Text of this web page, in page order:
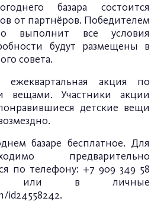
базара состоится
от партнёров. Победителем
выполнит все условия
будут размещены в
совета.
ежеквартальная акция по
вещами. Участники акции
детские вещи
базаре бесплатное. Для
предварительно
по телефону: +7 909 349 58
или в личные
id24558242.